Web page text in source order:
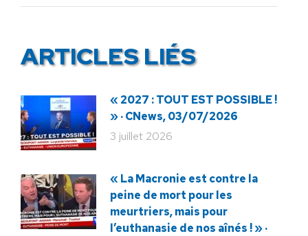
ARTICLES LIÉS
« 2027 : TOUT EST POSSIBLE !
» · CNews, 03/07/2026
3 juillet 2026
« La Macronie est contre la
peine de mort pour les
meurtriers, mais pour
l’euthanasie de nos aînés ! » ·